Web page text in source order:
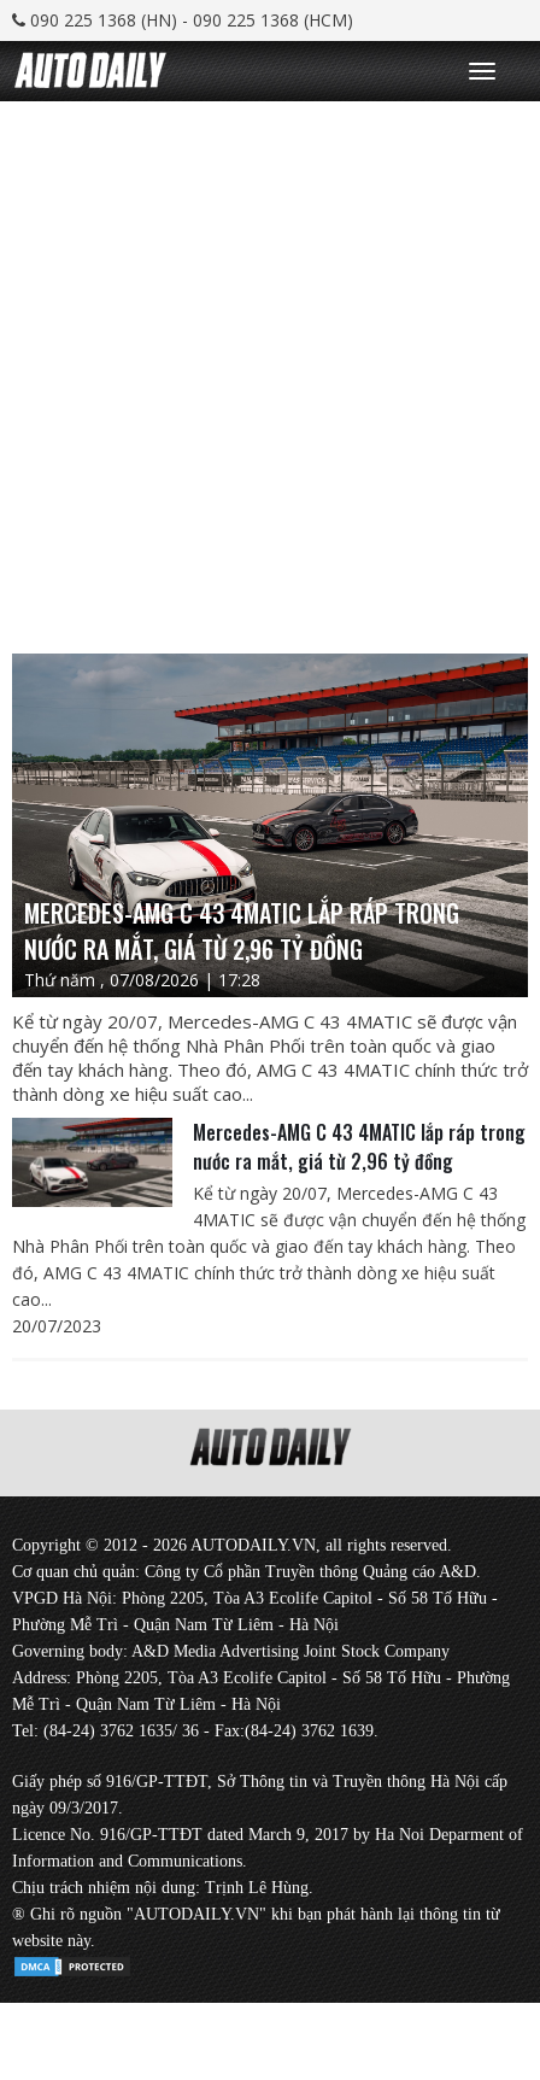
090 225 1368 (HN) - 090 225 1368 (HCM)
T
o
g
MERCEDES-AMG C 43 4MATIC LẮP RÁP TRONG
NƯỚC RA MẮT, GIÁ TỪ 2,96 TỶ ĐỒNG
Thứ năm , 07/08/2026 | 17:28
Kể từ ngày 20/07, Mercedes-AMG C 43 4MATIC sẽ được vận
chuyển đến hệ thống Nhà Phân Phối trên toàn quốc và giao
đến tay khách hàng. Theo đó, AMG C 43 4MATIC chính thức trở
thành dòng xe hiệu suất cao...
Mercedes-AMG C 43 4MATIC lắp ráp trong
nước ra mắt, giá từ 2,96 tỷ đồng
Kể từ ngày 20/07, Mercedes-AMG C 43
4MATIC sẽ được vận chuyển đến hệ thống
Nhà Phân Phối trên toàn quốc và giao đến tay khách hàng. Theo
đó, AMG C 43 4MATIC chính thức trở thành dòng xe hiệu suất
cao...
20/07/2023
Copyright © 2012 - 2026 AUTODAILY.VN, all rights reserved.
Cơ quan chủ quản: Công ty Cổ phần Truyền thông Quảng cáo A&D.
VPGD Hà Nội: Phòng 2205, Tòa A3 Ecolife Capitol - Số 58 Tố Hữu -
Phường Mễ Trì - Quận Nam Từ Liêm - Hà Nội
Governing body: A&D Media Advertising Joint Stock Company
Address: Phòng 2205, Tòa A3 Ecolife Capitol - Số 58 Tố Hữu - Phường
Mễ Trì - Quận Nam Từ Liêm - Hà Nội
Tel: (84-24) 3762 1635/ 36 - Fax:(84-24) 3762 1639.
Giấy phép số 916/GP-TTĐT, Sở Thông tin và Truyền thông Hà Nội cấp
ngày 09/3/2017.
Licence No. 916/GP-TTĐT dated March 9, 2017 by Ha Noi Deparment of
Information and Communications.
Chịu trách nhiệm nội dung: Trịnh Lê Hùng.
® Ghi rõ nguồn "AUTODAILY.VN" khi bạn phát hành lại thông tin từ
website này.